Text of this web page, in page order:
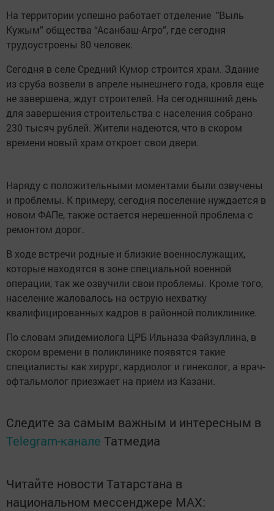
На территории успешно работает отделение "Выль
Кужым” общества “Асанбаш-Агро”, где сегодня
трудоустроены 80 человек.
Сегодня в селе Средний Кумор строится храм. Здание
из сруба возвели в апреле нынешнего года, кровля еще
не завершена, ждут строителей. На сегодняшний день
для завершения строительства с населения собрано
230 тысяч рублей. Жители надеются, что в скором
времени новый храм откроет свои двери.
Наряду с положительными моментами были озвучены
и проблемы. К примеру, сегодня поселение нуждается в
новом ФАПе, также остается нерешенной проблема с
ремонтом дорог.
В ходе встречи родные и близкие военнослужащих,
которые находятся в зоне специальной военной
операции, так же озвучили свои проблемы. Кроме того,
население жаловалось на острую нехватку
квалифицированных кадров в районной поликлинике.
По словам эпидемиолога ЦРБ Ильназа Файзуллина, в
скором времени в поликлинике появятся такие
специалисты как хирург, кардиолог и гинеколог, а врач-
офтальмолог приезжает на прием из Казани.
Следите за самым важным и интересным в
Telegram-канале Татмедиа
Читайте новости Татарстана в
национальном мессенджере MАХ: